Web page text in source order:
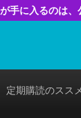
手に入るのは、
定期購読のススメ